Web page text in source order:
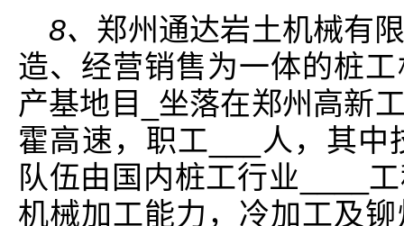
8、 郑州通达岩土机械有
造、经营销售为一体的桩
产基地目_坐落在郑州高新
霍高速，职工___人，其
队伍由国内桩工行业____
机械加工能力，冷加工及